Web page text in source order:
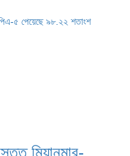
৫ পেয়েছে ৯৮.২২ শতাংশ
মিয়ানমার-